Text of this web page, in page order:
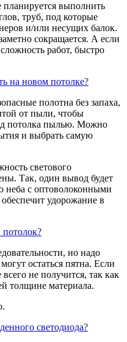
выполнить
труб, под которые
и/или несущих балок.
сокращается. А если
работ, быстро
на новом потолке?
полотна без запаха,
от пыли, чтобы
потолка пылью. Можно
и выбрать самую
светового
Так, один вывод будет
неба с оптоволоконными
удорожание в
потолок?
но надо
остаться пятна. Если
не получится, так как
толщине материала.
светодиода?